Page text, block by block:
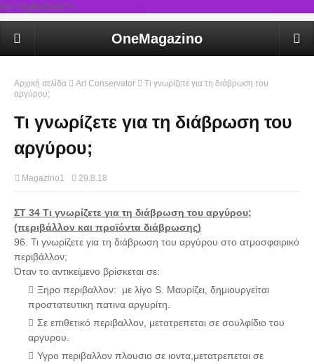
rel='stylesheet'/>
OneMagazino
Αρχική σελίδα Art Conservator
Τι γνωρίζετε για τη διάβρωση του
αργύρου;
Τι γνωρίζετε για τη διάβρωση του
αργύρου;
Magazino1 29.8.18
ΣΤ 34 Τι γνωρίζετε για τη διάβρωση του αργύρου;
(περιβάλλον και προϊόντα διάβρωσης)
96. Τι γνωρίζετε για τη διάβρωση του αργύρου στο ατμοσφαιρικό
περιβάλλον;
Όταν το αντικείμενο βρίσκεται σε:
Ξηρο περιβαλλον: με λίγο S. Μαυρίζει, δημιουργείται
προστατευτικη πατινα αργυρίτη.
Σε επιθετικό περιβαλλον, μετατρεπεται σε σουλφίδιο του
αργυρου.
Υγρο περιβαλλον πλουσιο σε ιοντα,μετατρεπεται σε